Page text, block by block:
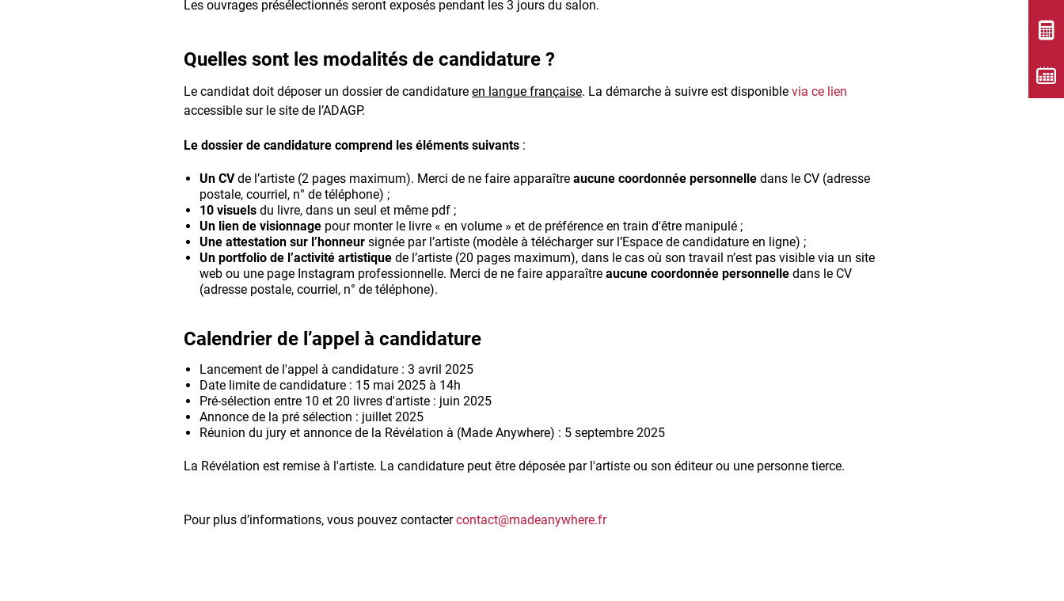
Les ouvrages présélectionnés seront exposés pendant les 3 jours du salon.
Quelles sont les modalités de candidature ?
Le candidat doit déposer un dossier de candidature en langue française. La démarche à suivre est disponible via ce lien
accessible sur le site de l’ADAGP.
Le dossier de candidature comprend les éléments suivants :
Un CVde l’artiste (2 pages maximum). Merci de ne faire apparaître aucune coordonnée personnelle dans le CV (adresse
postale, courriel, n° de téléphone) ;
10 visuels du livre, dans un seul et même pdf ;
Un lien de visionnage pour monter le livre « en volume » et de préférence en train d'être manipulé ;
Une attestation sur l’honneur signée par l’artiste (modèle à télécharger sur l’Espace de candidature en ligne) ;
Un portfolio de l’activité artistique de l’artiste (20 pages maximum), dans le cas où son travail n’est pas visible via un site
web ou une page Instagram professionnelle. Merci de ne faire apparaître aucune coordonnée personnelle dans le CV
(adresse postale, courriel, n° de téléphone).
Calendrier de l’appel à candidature
Lancement de l'appel à candidature : 3 avril 2025
Date limite de candidature : 15 mai 2025 à 14h
Pré-sélection entre 10 et 20 livres d'artiste : juin 2025
Annonce de la pré sélection : juillet 2025
Réunion du jury et annonce de la Révélation à (Made Anywhere) : 5 septembre 2025
La Révélation est remise à l'artiste. La candidature peut être déposée par l'artiste ou son éditeur ou une personne tierce.
Pour plus d’informations, vous pouvez contactercontact@madeanywhere.fr